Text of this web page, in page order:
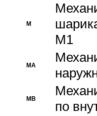
M
M1
MA
MB
по